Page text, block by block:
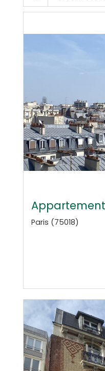
Appartement
Paris (75018)